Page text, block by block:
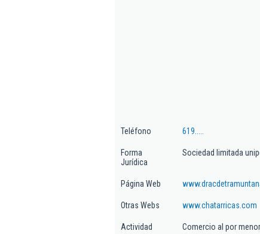
Teléfono 619.....
Forma
Jurídica
Sociedad limitada
Página Web
Otras Webs www.chatarricas.com
Actividad Comercio al por